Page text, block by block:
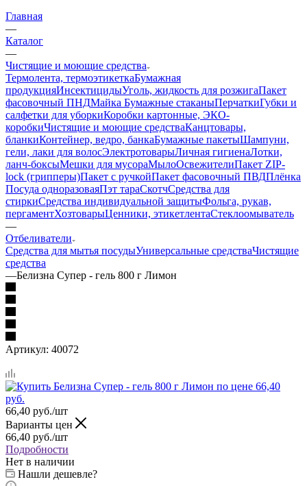
Главная
—
Каталог
—
Чистящие и моющие средства
Термолента, термоэтикеткаБумажная
продукцияИнсектицидыУголь, жидкость для розжигаПакет
фасовочный ПНДМайка Бумажные стаканыПерчаткиГубки и
салфетки для уборкиКоробки картонные, ЭКО-
коробкиЧистящие и моющие средстваКанцтовары,
бланкиКонтейнер, ведро, банкаБумажные пакетыШампуни,
гели, лаки для волосЭлектротоварыЛичная гигиенаЛотки,
ланч-боксыМешки для мусораМылоОсвежителиПакет ZIP-
lock (грипперы)Пакет с ручкойПакет фасовочный ПВДПлёнка
Посуда одноразоваяПэт тараСкотчСредства для
стиркиСредства индивидуальной защитыФольга, рукав,
пергаментХозтоварыЦенники, этикетлентаСтеклоомыватель
—
Отбеливатели
Средства для мытья посудыУниверсальные средстваЧистящие
средства
—Белизна Супер - гель 800 г Лимон
Артикул: 40072
66,40 руб./шт
Варианты цен
66,40 руб./шт
Подробности
Нет в наличии
Нашли дешевле?